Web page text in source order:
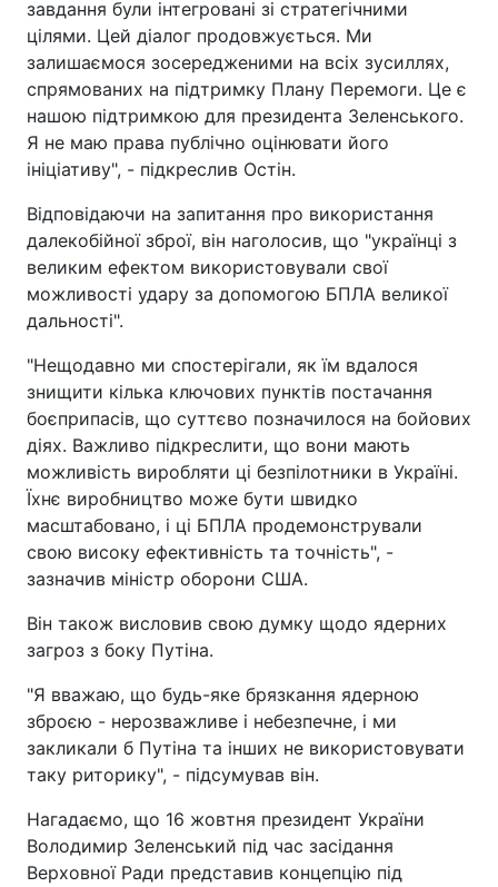
завдання були інтегровані зі стратегічними
цілями. Цей діалог продовжується. Ми
залишаємося зосередженими на всіх зусиллях,
спрямованих на підтримку Плану Перемоги. Це є
нашою підтримкою для президента Зеленського.
Я не маю права публічно оцінювати його
ініціативу", - підкреслив Остін.
Відповідаючи на запитання про використання
далекобійної зброї, він наголосив, що "українці з
великим ефектом використовували свої
можливості удару за допомогою БПЛА великої
дальності".
"Нещодавно ми спостерігали, як їм вдалося
знищити кілька ключових пунктів постачання
боєприпасів, що суттєво позначилося на бойових
діях. Важливо підкреслити, що вони мають
можливість виробляти ці безпілотники в Україні.
Їхнє виробництво може бути швидко
масштабовано, і ці БПЛА продемонстрували
свою високу ефективність та точність", -
зазначив міністр оборони США.
Він також висловив свою думку щодо ядерних
загроз з боку Путіна.
"Я вважаю, що будь-яке брязкання ядерною
зброєю - нерозважливе і небезпечне, і ми
закликали б Путіна та інших не використовувати
таку риторику", - підсумував він.
Нагадаємо, що 16 жовтня президент України
Володимир Зеленський під час засідання
Верховної Ради представив концепцію під